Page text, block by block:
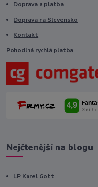
Doprava a platba
Doprava na Slovensko
Kontakt
Pohodlná rychlá platba
Nejčtenější na blogu
LP Karel Gott